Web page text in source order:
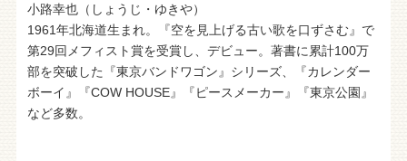
小路幸也（しょうじ・ゆきや）
1961年北海道生まれ。『空を見上げる古い歌を口ずさむ』で
第29回メフィスト賞を受賞し、デビュー。著書に累計100万
部を突破した『東京バンドワゴン』シリーズ、『カレンダー
ボーイ』『COW HOUSE』『ピースメーカー』『東京公園』
など多数。